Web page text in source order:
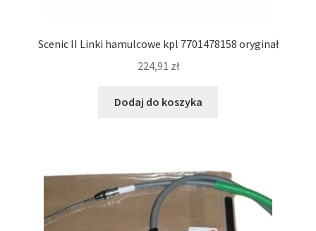
Scenic II Linki hamulcowe kpl 7701478158 oryginał
224,91 zł
Dodaj do koszyka